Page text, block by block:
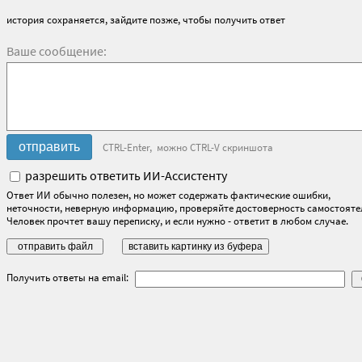
история сохраняется, зайдите позже, чтобы получить ответ
Ваше сообщение:
CTRL-Enter, можно CTRL-V скриншота
разрешить ответить ИИ-Ассистенту
Ответ ИИ обычно полезен, но может содержать фактические ошибки,
неточности, неверную информацию, проверяйте достоверность
Человек прочтет вашу переписку, и если нужно - ответит в любом случае.
Получить ответы на email: